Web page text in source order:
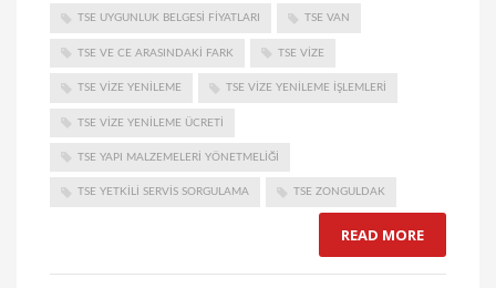
TSE UYGUNLUK BELGESI FIYATLARI TSE VAN
TSE VE CE ARASINDAKI FARK TSE VIZE
TSE VIZE YENILEME TSE VIZE YENILEME IŞLEMLERI
TSE VIZE YENILEME ÜCRETI
TSE YAPI MALZEMELERI YÖNETMELIĞI
TSE YETKILI SERVIS SORGULAMA TSE ZONGULDAK
READ MORE